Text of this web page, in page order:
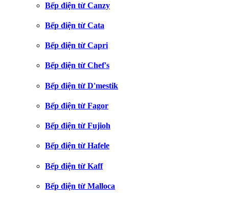
Bếp điện từ Canzy
Bếp điện từ Cata
Bếp điện từ Capri
Bếp điện từ Chef's
Bếp điện từ D'mestik
Bếp điện từ Fagor
Bếp điện từ Fujioh
Bếp điện từ Hafele
Bếp điện từ Kaff
Bếp điện từ Malloca